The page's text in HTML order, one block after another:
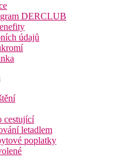
DERCLUB
údajů
cestující
letadlem
poplatky